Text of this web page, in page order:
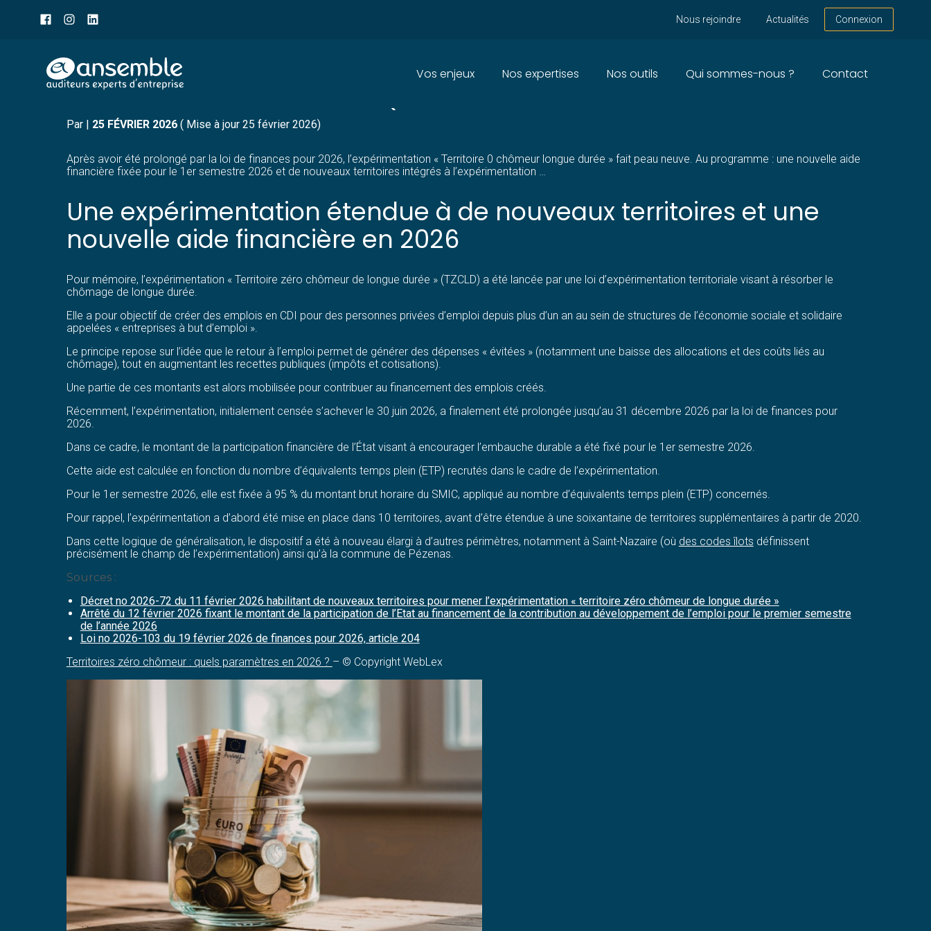
header
Nous rejoindre Actualités Connexion
Aller
au
Principal
Vos enjeux Nos expertises Nos outils Qui sommes-nous ? Contact
TERRITOIRES ZÉRO CHÔMEUR : QUELS PARAMÈTRES EN 2026 ?
Par | 25 FÉVRIER 2026( Mise à jour 25 février 2026)
Après avoir été prolongé par la loi de finances pour 2026, l’expérimentation « Territoire 0 chômeur longue durée » fait peau neuve. Au programme : une nouvelle aide
financière fixée pour le 1er semestre 2026 et de nouveaux territoires intégrés à l’expérimentation …
Une expérimentation étendue à de nouveaux territoires et une
nouvelle aide financière en 2026
Pour mémoire, l’expérimentation « Territoire zéro chômeur de longue durée » (TZCLD) a été lancée par une loi d’expérimentation territoriale visant à résorber le
chômage de longue durée.
Elle a pour objectif de créer des emplois en CDI pour des personnes privées d’emploi depuis plus d’un an au sein de structures de l’économie sociale et solidaire
appelées « entreprises à but d’emploi ».
Le principe repose sur l’idée que le retour à l’emploi permet de générer des dépenses « évitées » (notamment une baisse des allocations et des coûts liés au
chômage), tout en augmentant les recettes publiques (impôts et cotisations).
Une partie de ces montants est alors mobilisée pour contribuer au financement des emplois créés.
Récemment, l’expérimentation, initialement censée s’achever le 30 juin 2026, a finalement été prolongée jusqu’au 31 décembre 2026 par la loi de finances pour
2026.
Dans ce cadre, le montant de la participation financière de l’État visant à encourager l’embauche durable a été fixé pour le 1er semestre 2026.
Cette aide est calculée en fonction du nombre d’équivalents temps plein (ETP) recrutés dans le cadre de l’expérimentation.
Pour le 1er semestre 2026, elle est fixée à 95 % du montant brut horaire du SMIC, appliqué au nombre d’équivalents temps plein (ETP) concernés.
Pour rappel, l’expérimentation a d’abord été mise en place dans 10 territoires, avant d’être étendue à une soixantaine de territoires supplémentaires à partir de 2020.
Dans cette logique de généralisation, le dispositif a été à nouveau élargi à d’autres périmètres, notamment à Saint-Nazaire (où des codes îlots définissent
précisément le champ de l’expérimentation) ainsi qu’à la commune de Pézenas.
Sources :
Décret no 2026-72 du 11 février 2026 habilitant de nouveaux territoires pour mener l’expérimentation « territoire zéro chômeur de longue durée »
Arrêté du 12 février 2026 fixant le montant de la participation de l’Etat au financement de la contribution au développement de l’emploi pour le premier semestre
de l’année 2026
Loi no 2026-103 du 19 février 2026 de finances pour 2026, article 204
Territoires zéro chômeur : quels paramètres en 2026 ? – © Copyright WebLex